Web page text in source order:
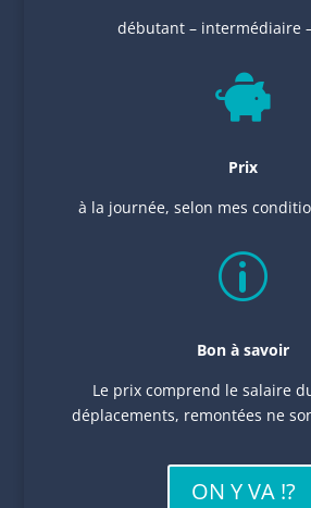
débutant – intermédiaire

Prix
à la journée, selon mes
p
Bon à savoir
Le prix comprend le salaire
déplacements, remontées ne
ON Y VA !?